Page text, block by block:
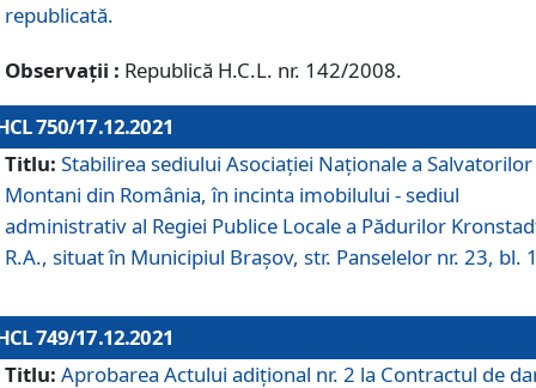
republicată.
Observații : Republică H.C.L. nr. 142/2008.
750/17.12.2021
Titlu: Stabilirea sediului Asociației Naționale a Salvatorilor
Montani din România, în incinta imobilului - sediul
administrativ al Regiei Publice Locale a Pădurilor
R.A., situat în Municipiul Braşov, str. Panselelor nr. 23, bl.
749/17.12.2021
Titlu: Aprobarea Actului adițional nr. 2 la Contractul de